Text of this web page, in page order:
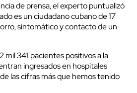
de prensa, el experto puntualizó
es un ciudadano cubano de 17
sintomático y contacto de un
mil 341 pacientes positivos a la
ingresados en hospitales
las cifras más que hemos tenido